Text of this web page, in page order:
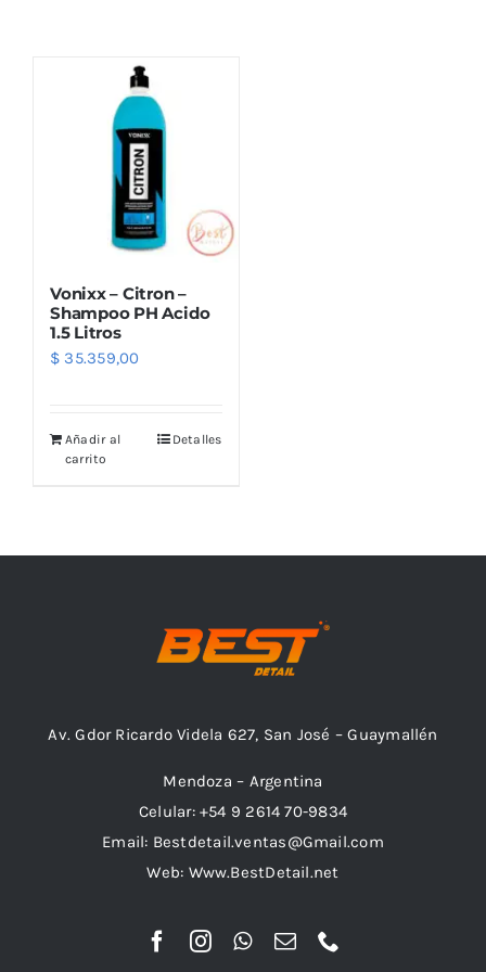
Combos
Mayorista
Marcas
Vonixx – Citron –
Shampoo PH Acido
1.5 Litros
$ 35.359,00
Añadir al
carrito
Detalles
Av. Gdor Ricardo Videla 627, San José – Guaymallén
Mendoza – Argentina
Celular: +54 9 2614 70-9834
Email: Bestdetail.ventas@Gmail.com
Web: Www.BestDetail.net